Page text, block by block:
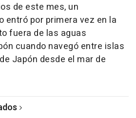
de este mes, un
entró por primera vez en la
fuera de las aguas
cuando navegó entre islas
Japón desde el mar de